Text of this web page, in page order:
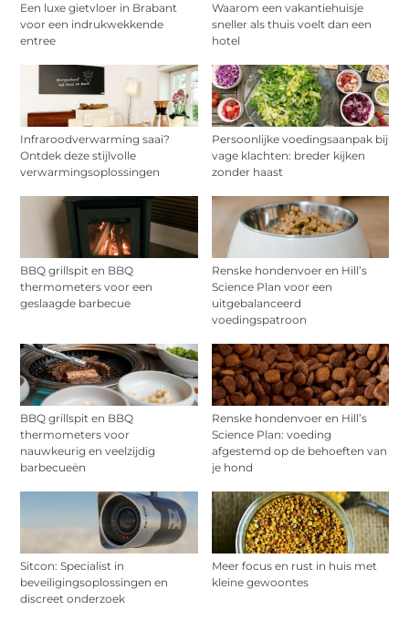
Een luxe gietvloer in Brabant
voor een indrukwekkende
entree
Waarom een vakantiehuisje
sneller als thuis voelt dan een
hotel
Infraroodverwarming saai?
Ontdek deze stijlvolle
verwarmingsoplossingen
Persoonlijke voedingsaanpak bij
vage klachten: breder kijken
zonder haast
BBQ grillspit en BBQ
thermometers voor een
geslaagde barbecue
Renske hondenvoer en Hill’s
Science Plan voor een
uitgebalanceerd
voedingspatroon
BBQ grillspit en BBQ
thermometers voor
nauwkeurig en veelzijdig
barbecueën
Renske hondenvoer en Hill’s
Science Plan: voeding
afgestemd op de behoeften van
je hond
Sitcon: Specialist in
beveiligingsoplossingen en
discreet onderzoek
Meer focus en rust in huis met
kleine gewoontes